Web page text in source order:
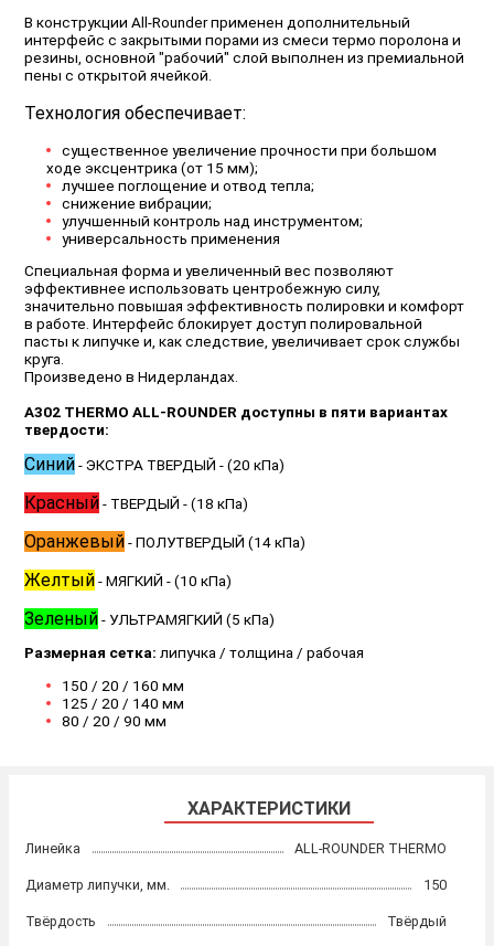
В конструкции All-Rounder применен дополнительный
интерфейс с закрытыми порами из смеси термо поролона и
резины, основной "рабочий" слой выполнен из премиальной
пены с открытой ячейкой.
Технология обеспечивает:
существенное увеличение прочности при большом
ходе эксцентрика (от 15 мм);
лучшее поглощение и отвод тепла;
снижение вибрации;
улучшенный контроль над инструментом;
универсальность применения
Специальная форма и увеличенный вес позволяют
эффективнее использовать центробежную силу,
значительно повышая эффективность полировки и комфорт
в работе. Интерфейс блокирует доступ полировальной
пасты к липучке и, как следствие, увеличивает срок службы
круга.
Произведено в Нидерландах.
А302 THERMO ALL-ROUNDER доступны в пяти вариантах
твердости:
Синий- ЭКСТРА ТВЕРДЫЙ - (20 кПа)
Красный- ТВЕРДЫЙ - (18 кПа)
Оранжевый- ПОЛУТВЕРДЫЙ (14 кПа)
Желтый- МЯГКИЙ - (10 кПа)
Зеленый- УЛЬТРАМЯГКИЙ (5 кПа)
Размерная сетка:липучка / толщина / рабочая
150 / 20 / 160 мм
125 / 20 / 140 мм
80 / 20 / 90 мм
ХАРАКТЕРИСТИКИ
Линейка ALL-ROUNDER THERMO
Диаметр липучки, мм. 150
Твёрдость Твёрдый